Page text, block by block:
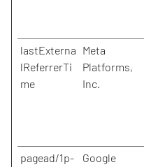
lastExterna
lReferrerTi
me
Meta
Platforms,
Inc.
pagead/1p-
Google